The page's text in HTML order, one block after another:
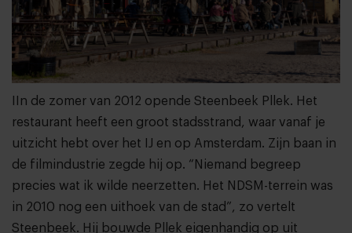
IIn de zomer van 2012 opende Steenbeek Pllek. Het
restaurant heeft een groot stadsstrand, waar vanaf je
uitzicht hebt over het IJ en op Amsterdam. Zijn baan in
de filmindustrie zegde hij op. “Niemand begreep
precies wat ik wilde neerzetten. Het NDSM-terrein was
in 2010 nog een uithoek van de stad”, zo vertelt
Steenbeek. Hij bouwde Pllek eigenhandig op uit